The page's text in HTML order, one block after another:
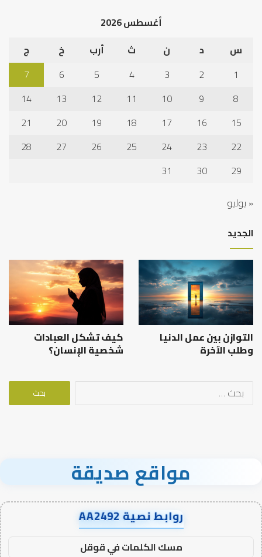
أغسطس 2026
س
د ن ث أرب خ
ج
1
2
3
4
5
6
7
8
9
10
11
12
13
14
15
16
17
18
19
20
21
22
23
24
25
26
27
28
29
30
31
« يوليو
الجديد
التوازن بين عمل الدنيا
وطلب الآخرة
كيف تشكل العبادات
شخصية الإنسان؟
البحث
مواقع صديقة
روابط نصية AA2492
مسك الكلمات في قوقل